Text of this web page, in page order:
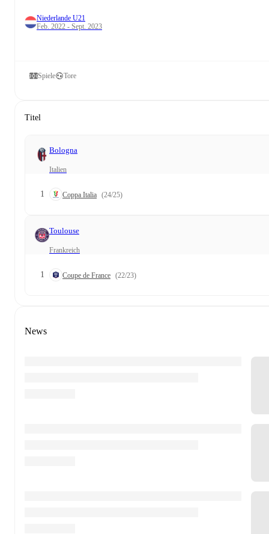
Niederlande U21
Feb. 2022 - Sept. 2023
Spiele Tore
Titel
Bologna
Italien
1 Coppa Italia (24/25)
Toulouse
Frankreich
1 Coupe de France (22/23)
News